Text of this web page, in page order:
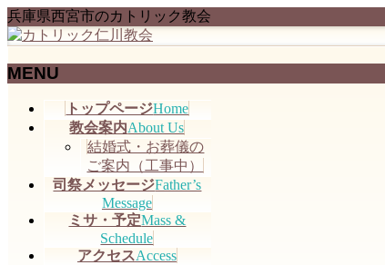
兵庫県西宮市のカトリック教会
MENU
トップページHome
教会案内About Us
結婚式・お葬儀の
ご案内（工事中）
司祭メッセージFather’s
Message
ミサ・予定Mass &
Schedule
アクセスAccess